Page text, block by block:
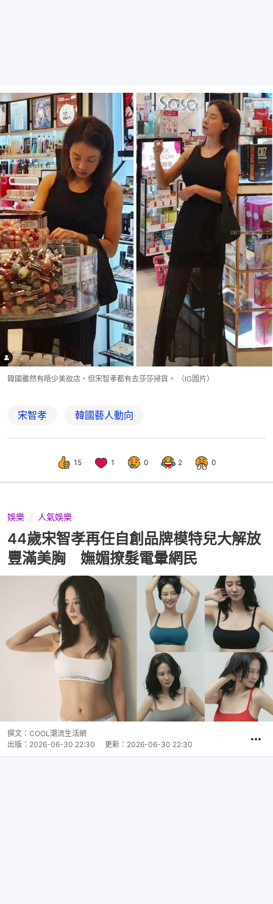
韓國雖然有唔少美妝店，但宋智孝都有去莎莎掃貨。 （IG圖片）
宋智孝 韓國藝人動向
15 1 0 2 0
娛樂 人氣娛樂
44歲宋智孝再任自創品牌模特兒大解放
豐滿美胸 嫵媚撩髮電暈網民
撰文： COOL潮流生活網
出版： 2026-06-30 22:30 更新： 2026-06-30 22:30